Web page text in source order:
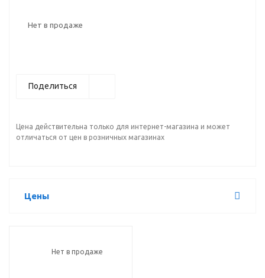
Нет в продаже
Поделиться
Цена действительна только для интернет-магазина и может
отличаться от цен в розничных магазинах
Цены
Нет в продаже